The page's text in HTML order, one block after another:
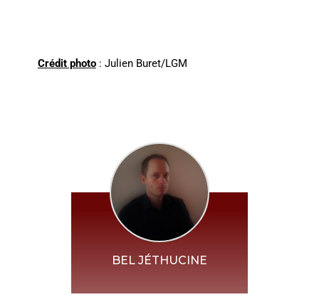
Crédit photo: Julien Buret/LGM
BEL JÉTHUCINE